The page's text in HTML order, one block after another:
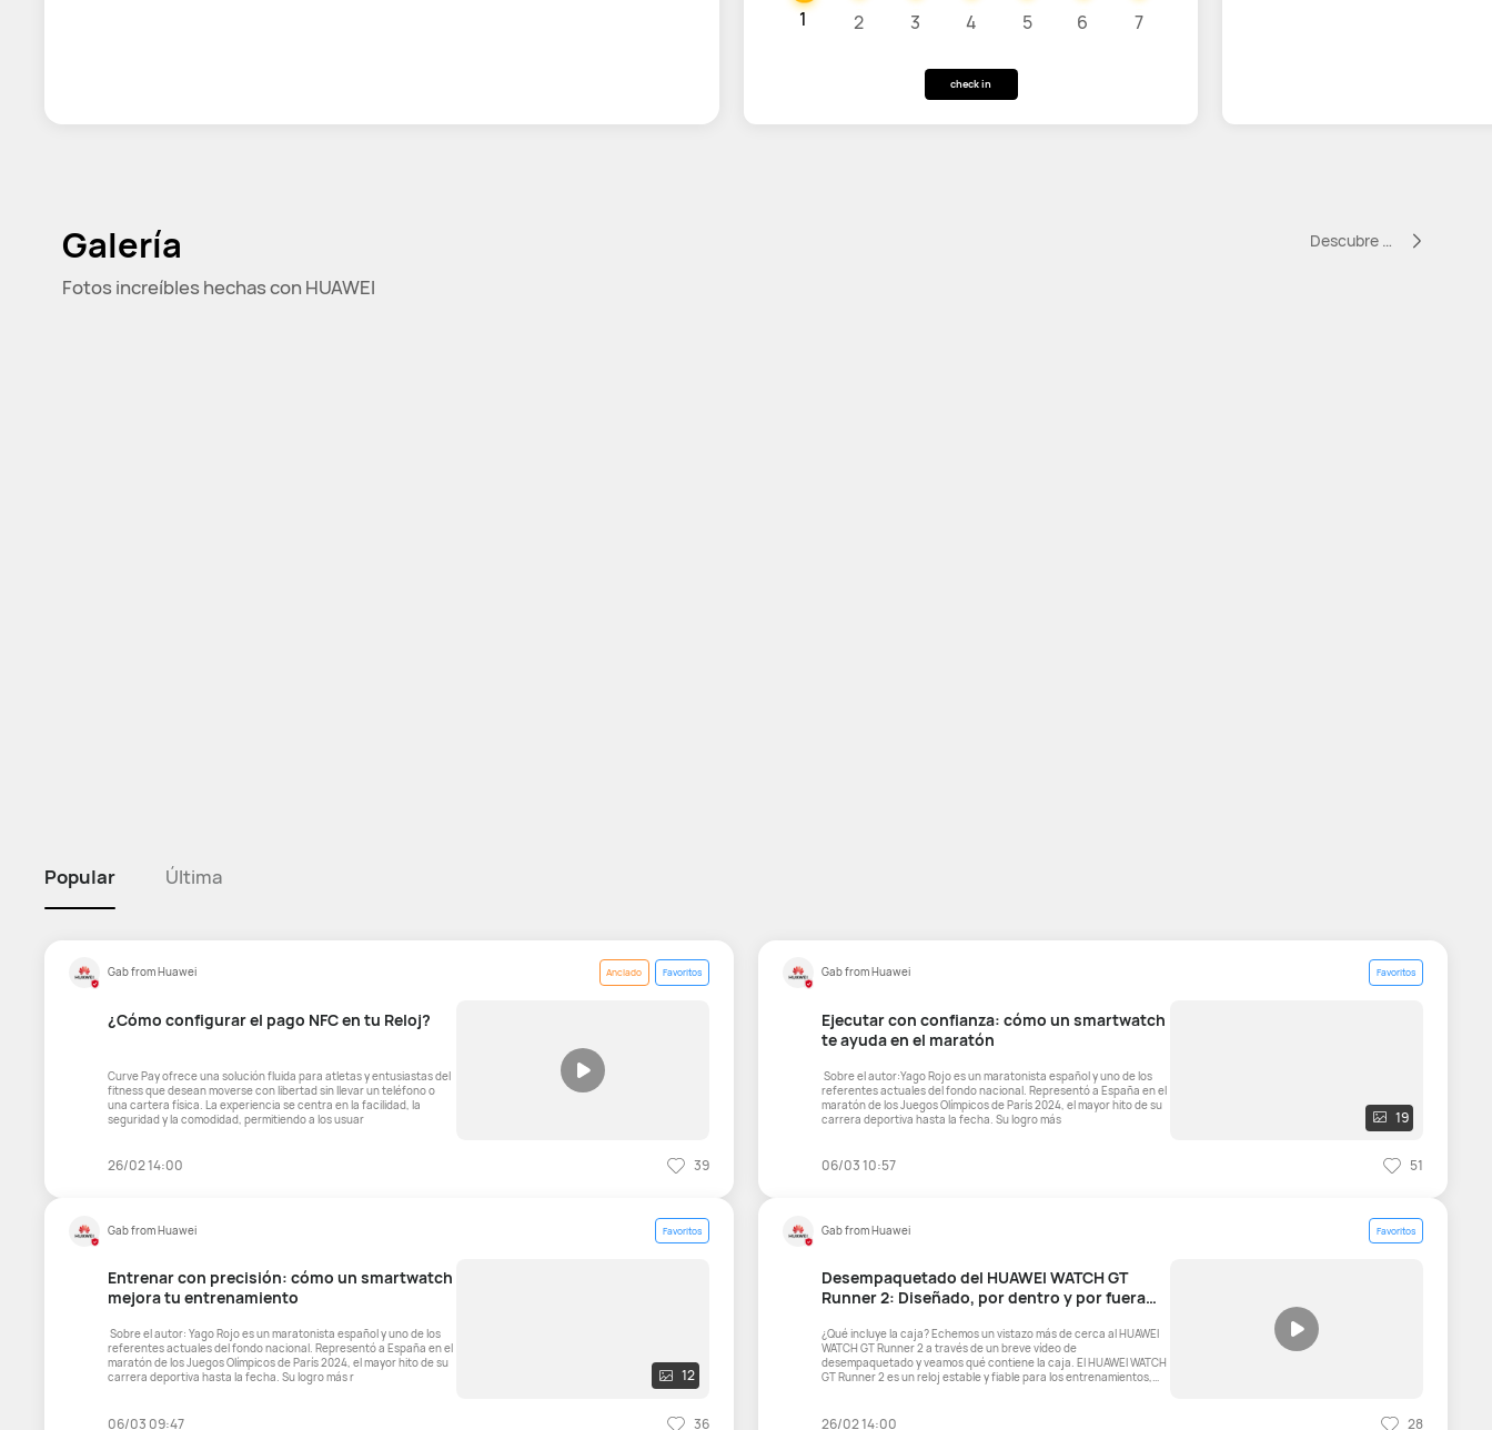
1 2 3 4 5 6 7
check in
Galería
Fotos increíbles hechas con HUAWEI
Descubre más
Popular Última
Gab from Huawei Anclado Favoritos
¿Cómo configurar el pago NFC en tu Reloj?
Curve Pay ofrece una solución fluida para atletas y entusiastas del
fitness que desean moverse con libertad sin llevar un teléfono o
una cartera física. La experiencia se centra en la facilidad, la
seguridad y la comodidad, permitiendo a los usuar
26/02 14:00 39
Gab from Huawei Favoritos
Ejecutar con confianza: cómo un smartwatch
te ayuda en el maratón
​ Sobre el autor:Yago Rojo es un maratonista español y uno de los
referentes actuales del fondo nacional. Representó a España en el
maratón de los Juegos Olímpicos de París 2024, el mayor hito de su
carrera deportiva hasta la fecha. Su logro más
19
06/03 10:57 51
Gab from Huawei Favoritos
Entrenar con precisión: cómo un smartwatch
mejora tu entrenamiento
​ Sobre el autor: Yago Rojo es un maratonista español y uno de los
referentes actuales del fondo nacional. Representó a España en el
maratón de los Juegos Olímpicos de París 2024, el mayor hito de su
carrera deportiva hasta la fecha. Su logro más r
12
06/03 09:47 36
Gab from Huawei Favoritos
Desempaquetado del HUAWEI WATCH GT
Runner 2: Diseñado, por dentro y por fuera🚀
¿Qué incluye la caja? Echemos un vistazo más de cerca al HUAWEI
WATCH GT Runner 2 a través de un breve vídeo de
desempaquetado y veamos qué contiene la caja. El HUAWEI WATCH
GT Runner 2 es un reloj estable y fiable para los entrenamientos,
26/02 14:00 28